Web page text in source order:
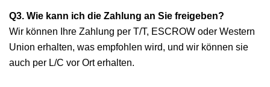
Q3. Wie kann ich die Zahlung an Sie freigeben?
Wir können Ihre Zahlung per T/T, ESCROW oder Western
Union erhalten, was empfohlen wird, und wir können sie
auch per L/C vor Ort erhalten.